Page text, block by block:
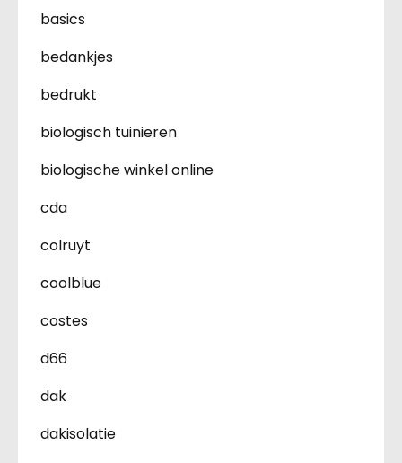
basics
bedankjes
bedrukt
biologisch tuinieren
biologische winkel online
cda
colruyt
coolblue
costes
d66
dak
dakisolatie